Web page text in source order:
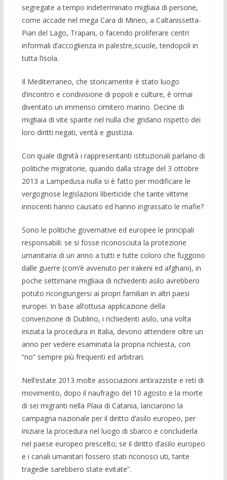
segregate a tempo in­determinato mi­gliaia di persone,
come ac­cade nel mega Cara di Mineo, a Caltanis­setta-
Pian del Lago, Trapani, o facendo proliferare centri
informali d’accoglienza in palestre,scuole, tendopoli in
tutta l’isola.
Il Mediterraneo, che storicamente è stato luogo
d’incontro e condivisione di popoli e culture, è ormai
diventato un immenso ci­mitero marino. Decine di
migliaia di vite sparite nel nulla che gridano rispetto dei
loro diritti negati, verità e giustizia.
Con quale dignità i rappresentanti istitu­zionali parlano di
politiche migratorie, quando dalla strage del 3 ottobre
2013 a Lampedu­sa nulla si è fatto per modificare le
vergo­gnose legislazioni liberticide che tante vit­time
innocenti hanno causato ed hanno in­grassato le mafie?
Sono le politiche governative ed euro­pee le principali
responsabili: se si fosse riconosciuta la protezione
umanitaria di un anno a tutti e tutte coloro che fuggono
dal­le guerre (com’è avvenuto per irakeni ed af­ghani), in
poche settimane migliaia di ri­chiedenti asilo avrebbero
potuto ricon­giungersi ai propri familiari in altri paesi
europei. In base all’ottusa applicazione della
convenzione di Dublino, i richie­denti asilo, una volta
iniziata la procedura in Ita­lia, devono attendere oltre un
anno per ve­dere esaminata la propria richiesta, con
“no” sempre più frequenti ed arbitrari.
Nell’estate 2013 molte associazioni anti­razziste e reti di
movi­mento, dopo il nau­fragio del 10 agosto e la morte
di sei mi­granti nella Plaia di Catania, lanciarono la
campagna nazionale per il diritto d’asilo europeo, per
iniziare la pro­cedura nel luo­go di sbarco e concluder­la
nel paese euro­peo prescelto; se il diritto d’asilo euro­peo
e i canali umanitari fos­sero stati ricono­sci uti, tante
tragedie sa­rebbero state evita­te”.